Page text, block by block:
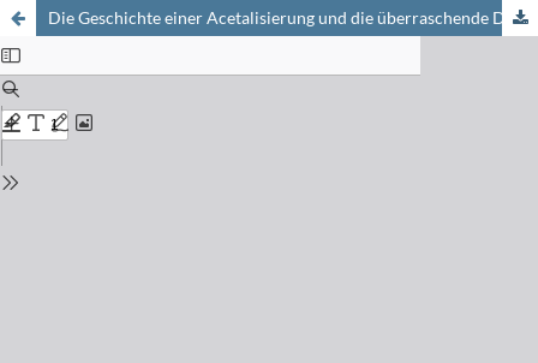
Die Geschichte einer Acetalisierung und die überraschende Dimerisierung eines 1,3-Dioxan-4-ons zu einem Zwölfring [2-(tert-Butyl)6-(trifluoromethyl)-1,3-dioxan-4-on und 2,8-Di(tert-butyl)-6,12-bis(trifluoromethyl)-1,3,7,9-tetraoxacyclodecan-4,10-dion aus rac-,(R)- und (S)-4,4,4-Trifluoro-3-hydroxy-butansäure und Pivalaldehyd]